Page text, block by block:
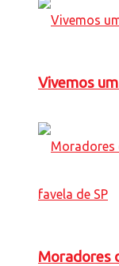
Vivemos
Moradores